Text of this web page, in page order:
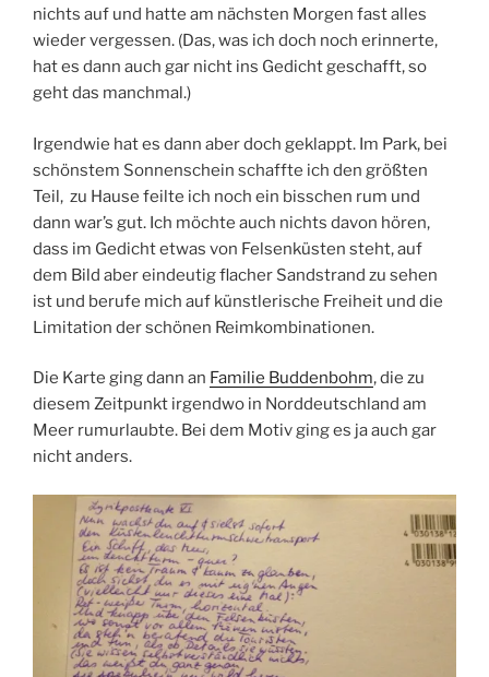
nichts auf und hatte am nächsten Morgen fast alles
wieder vergessen. (Das, was ich doch noch erinnerte,
hat es dann auch gar nicht ins Gedicht geschafft, so
geht das manchmal.)
Irgendwie hat es dann aber doch geklappt. Im Park, bei
schönstem Sonnenschein schaffte ich den größten
Teil, zu Hause feilte ich noch ein bisschen rum und
dann war’s gut. Ich möchte auch nichts davon hören,
dass im Gedicht etwas von Felsenküsten steht, auf
dem Bild aber eindeutig flacher Sandstrand zu sehen
ist und berufe mich auf künstlerische Freiheit und die
Limitation der schönen Reimkombinationen.
Die Karte ging dann an Familie Buddenbohm, die zu
diesem Zeitpunkt irgendwo in Norddeutschland am
Meer rumurlaubte. Bei dem Motiv ging es ja auch gar
nicht anders.